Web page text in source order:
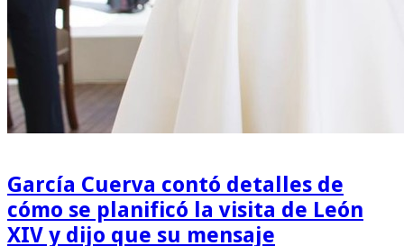
García Cuerva contó detalles de
cómo se planificó la visita de León
XIV y dijo que su mensaje